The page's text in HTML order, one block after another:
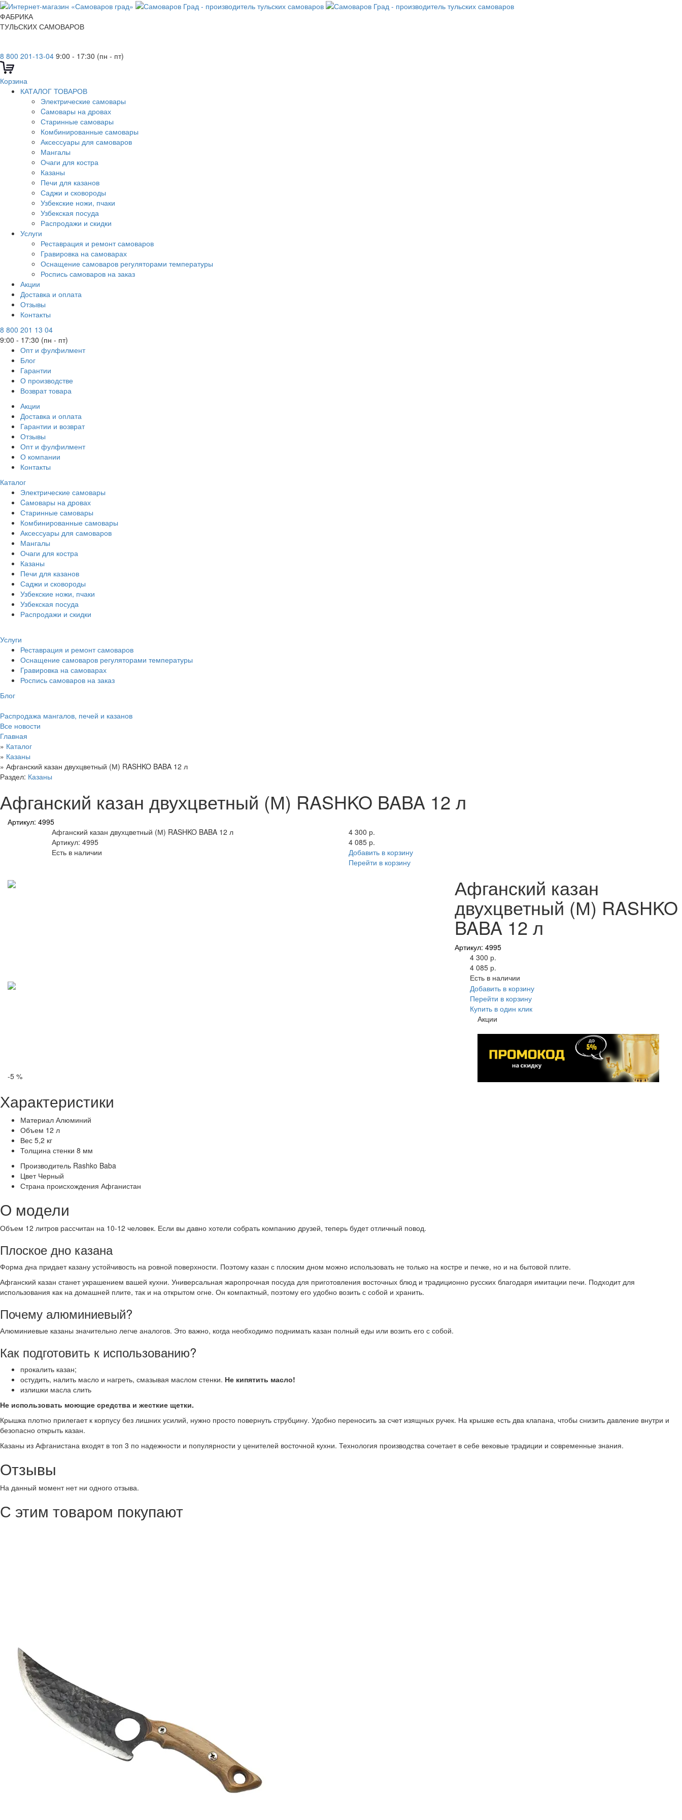
ФАБРИКА
ТУЛЬСКИХ САМОВАРОВ
8 800 201-13-04 9:00 - 17:30 (пн - пт)
Корзина
КАТАЛОГ ТОВАРОВ
Электрические самовары
Cамовары на дровах
Старинные самовары
Комбинированные самовары
Аксессуары для самоваров
Мангалы
Очаги для костра
Казаны
Печи для казанов
Саджи и сковороды
Узбекские ножи, пчаки
Узбекская посуда
Распродажи и скидки
Услуги
Реставрация и ремонт самоваров
Гравировка на самоварах
Оснащение самоваров регуляторами температуры
Роспись самоваров на заказ
Акции
Доставка и оплата
Отзывы
Контакты
8 800 201 13 04
9:00 - 17:30 (пн - пт)
Опт и фулфилмент
Блог
Гарантии
О производстве
Возврат товара
Акции
Доставка и оплата
Гарантии и возврат
Отзывы
Опт и фулфилмент
О компании
Контакты
Каталог
Электрические самовары
Cамовары на дровах
Старинные самовары
Комбинированные самовары
Аксессуары для самоваров
Мангалы
Очаги для костра
Казаны
Печи для казанов
Саджи и сковороды
Узбекские ножи, пчаки
Узбекская посуда
Распродажи и скидки
Услуги
Реставрация и ремонт самоваров
Оснащение самоваров регуляторами температуры
Гравировка на самоварах
Роспись самоваров на заказ
Блог
Распродажа мангалов, печей и казанов
Все новости
Главная
» Каталог
» Казаны
» Афганский казан двухцветный (М) RASHKO BABA 12 л
Раздел: Казаны
Афганский казан двухцветный (М) RASHKO BABA 12 л
Артикул: 4995
Афганский казан двухцветный (М) RASHKO BABA 12 л
Артикул: 4995
Есть в наличии
4 300 р.
4 085 р.
Добавить в корзину
Перейти в корзину
-5 %
Афганский казан
двухцветный (М) RASHKO
BABA 12 л
Артикул: 4995
4 300 р.
4 085 р.
Есть в наличии
Добавить в корзину
Перейти в корзину
Купить в один клик
Акции
Характеристики
Материал Алюминий
Объем 12 л
Вес 5,2 кг
Толщина стенки 8 мм
Производитель Rashko Baba
Цвет Черный
Страна происхождения Афганистан
О модели
Объем 12 литров рассчитан на 10-12 человек. Если вы давно хотели собрать компанию друзей, теперь будет отличный повод.
Плоское дно казана
Форма дна придает казану устойчивость на ровной поверхности. Поэтому казан с плоским дном можно использовать не только на костре и печке, но и на бытовой плите.
Афганский казан станет украшением вашей кухни. Универсальная жаропрочная посуда для приготовления восточных блюд и традиционно русских благодаря имитации печи. Подходит для
использования как на домашней плите, так и на открытом огне. Он компактный, поэтому его удобно возить с собой и хранить.
Почему алюминиевый?
Алюминиевые казаны значительно легче аналогов. Это важно, когда необходимо поднимать казан полный еды или возить его с собой.
Как подготовить к использованию?
прокалить казан;
остудить, налить масло и нагреть, смазывая маслом стенки. Не кипятить масло!
излишки масла слить
Не использовать моющие средства и жесткие щетки.
Крышка плотно прилегает к корпусу без лишних усилий, нужно просто повернуть струбцину. Удобно переносить за счет изящных ручек. На крышке есть два клапана, чтобы снизить давление внутри и
безопасно открыть казан.
Казаны из Афганистана входят в топ 3 по надежности и популярности у ценителей восточной кухни. Технология производства сочетает в себе вековые традиции и современные знания.
Отзывы
На данный момент нет ни одного отзыва.
С этим товаром покупают